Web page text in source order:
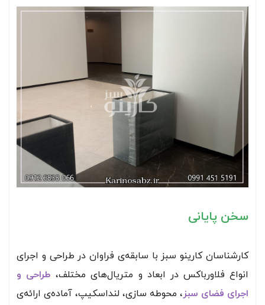
سخن پایانی
کارشناسان کارینو سبز با سابقه‌ی فراوان در طراحی و اجرای
انواع فلاورباکس در ابعاد و متریال‌های مختلف، طراحی و
اجرای فضای سبز، محوطه سازی، لنداسکیپ، آماده‌ی ارائه‌ی